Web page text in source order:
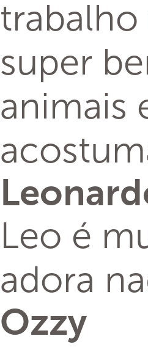
trabalho
super
animais
Leo é
adora
Ozzy